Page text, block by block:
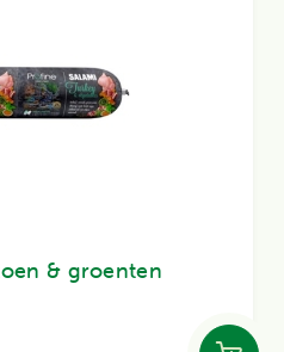
& groenten